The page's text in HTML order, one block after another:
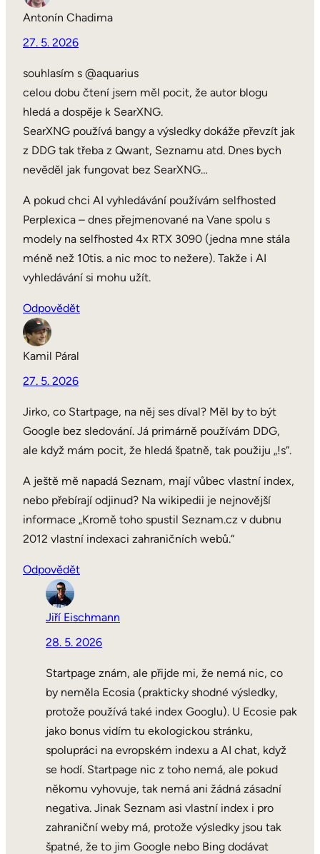
Antonín Chadima
27. 5. 2026
souhlasím s @aquarius
celou dobu čtení jsem měl pocit, že autor blogu
hledá a dospěje k SearXNG.
SearXNG používá bangy a výsledky dokáže převzít jak
z DDG tak třeba z Qwant, Seznamu atd. Dnes bych
nevěděl jak fungovat bez SearXNG…
A pokud chci AI vyhledávání používám selfhosted
Perplexica – dnes přejmenované na Vane spolu s
modely na selfhosted 4x RTX 3090 (jedna mne stála
méně než 10tis. a nic moc to nežere). Takže i AI
vyhledávání si mohu užít.
Odpovědět
Kamil Páral
27. 5. 2026
Jirko, co Startpage, na něj ses díval? Měl by to být
Google bez sledování. Já primárně používám DDG,
ale když mám pocit, že hledá špatně, tak použiju „!s“.
A ještě mě napadá Seznam, mají vůbec vlastní index,
nebo přebírají odjinud? Na wikipedii je nejnovější
informace „Kromě toho spustil Seznam.cz v dubnu
2012 vlastní indexaci zahraničních webů.“
Odpovědět
Jiří Eischmann
28. 5. 2026
Startpage znám, ale přijde mi, že nemá nic, co
by neměla Ecosia (prakticky shodné výsledky,
protože používá také index Googlu). U Ecosie pak
jako bonus vidím tu ekologickou stránku,
spolupráci na evropském indexu a AI chat, když
se hodí. Startpage nic z toho nemá, ale pokud
někomu vyhovuje, tak nemá ani žádná zásadní
negativa. Jinak Seznam asi vlastní index i pro
zahraniční weby má, protože výsledky jsou tak
špatné, že to jim Google nebo Bing dodávat